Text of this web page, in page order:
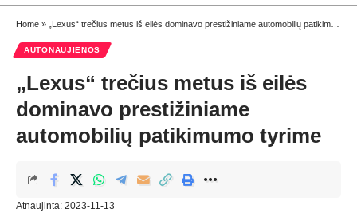
Home » „Lexus“ trečius metus iš eilės dominavo prestižiniame automobilių patikimumo tyrime
AUTONAUJIENOS
„Lexus“ trečius metus iš eilės
dominavo prestižiniame
automobilių patikimumo tyrime
Atnaujinta: 2023-11-13